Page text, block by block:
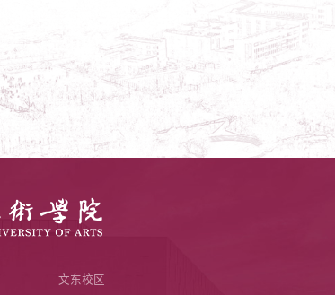
文东校区